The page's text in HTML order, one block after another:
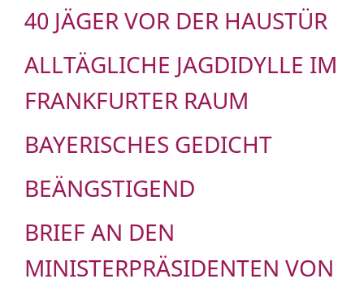
40 JÄGER VOR DER HAUSTÜR
ALLTÄGLICHE JAGDIDYLLE IM
FRANKFURTER RAUM
BAYERISCHES GEDICHT
BEÄNGSTIGEND
BRIEF AN DEN
MINISTERPRÄSIDENTEN VON